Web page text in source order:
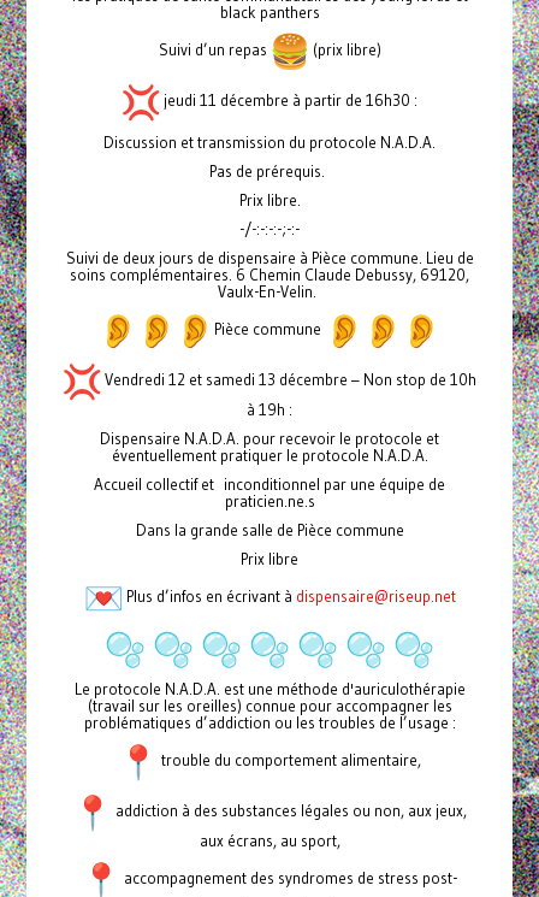
black panthers
Suivi d’un repas
(prix libre)
jeudi 11 décembre à partir de 16h30 :
Discussion et transmission du protocole N.A.D.A.
Pas de prérequis.
Prix libre.
-/-:-:-:-;-:-
Suivi de deux jours de dispensaire à Pièce commune. Lieu de
soins complémentaires. 6 Chemin Claude Debussy, 69120,
Vaulx-En-Velin.
Pièce commune
Vendredi 12 et samedi 13 décembre – Non stop de 10h
à 19h :
Dispensaire N.A.D.A. pour recevoir le protocole et
éventuellement pratiquer le protocole N.A.D.A.
Accueil collectif et inconditionnel par une équipe de
praticien.ne.s
Dans la grande salle de Pièce commune
Prix libre
Plus d’infos en écrivant à dispensaire@riseup.net
Le protocole N.A.D.A. est une méthode d'auriculothérapie
(travail sur les oreilles) connue pour accompagner les
problématiques d’addiction ou les troubles de l’usage :
trouble du comportement alimentaire,
addiction à des substances légales ou non, aux jeux,
aux écrans, au sport,
accompagnement des syndromes de stress post-